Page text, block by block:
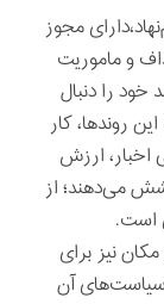
مجوز
و ماموریت
را دنبال
روندها، کار
ارزش
می‌دهند؛ از
است.
نیز برای
سیاست‌های آن